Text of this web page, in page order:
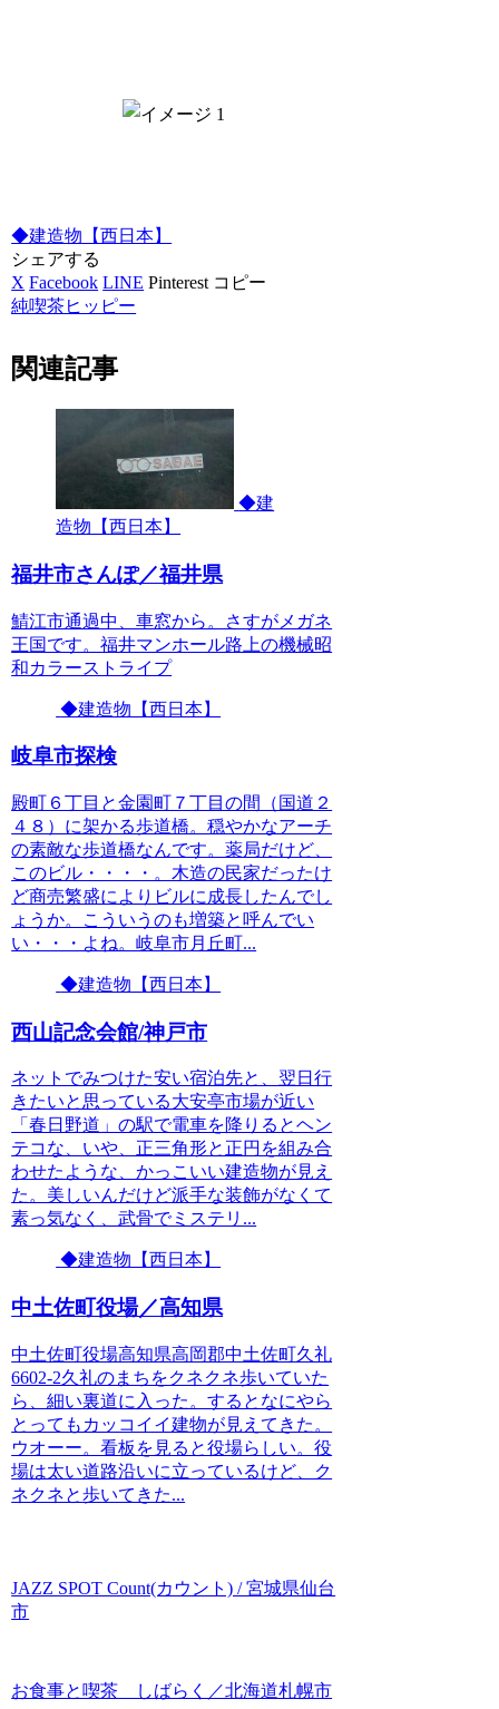
◆建造物【西日本】
シェアする
X Facebook LINE Pinterest コピー
純喫茶ヒッピー
関連記事
◆建
造物【西日本】
福井市さんぽ／福井県
鯖江市通過中、車窓から。さすがメガネ
王国です。福井マンホール路上の機械昭
和カラーストライプ
◆建造物【西日本】
岐阜市探検
殿町６丁目と金園町７丁目の間（国道２
４８）に架かる歩道橋。穏やかなアーチ
の素敵な歩道橋なんです。薬局だけど、
このビル・・・・。木造の民家だったけ
ど商売繁盛によりビルに成長したんでし
ょうか。こういうのも増築と呼んでい
い・・・よね。岐阜市月丘町...
◆建造物【西日本】
西山記念会館/神戸市
ネットでみつけた安い宿泊先と、翌日行
きたいと思っている大安亭市場が近い
「春日野道」の駅で電車を降りるとヘン
テコな、いや、正三角形と正円を組み合
わせたような、かっこいい建造物が見え
た。美しいんだけど派手な装飾がなくて
素っ気なく、武骨でミステリ...
◆建造物【西日本】
中土佐町役場／高知県
中土佐町役場高知県高岡郡中土佐町久礼
6602-2久礼のまちをクネクネ歩いていた
ら、細い裏道に入った。するとなにやら
とってもカッコイイ建物が見えてきた。
ウオーー。看板を見ると役場らしい。役
場は太い道路沿いに立っているけど、ク
ネクネと歩いてきた...
JAZZ SPOT Count(カウント) / 宮城県仙台
市
お食事と喫茶 しばらく／北海道札幌市